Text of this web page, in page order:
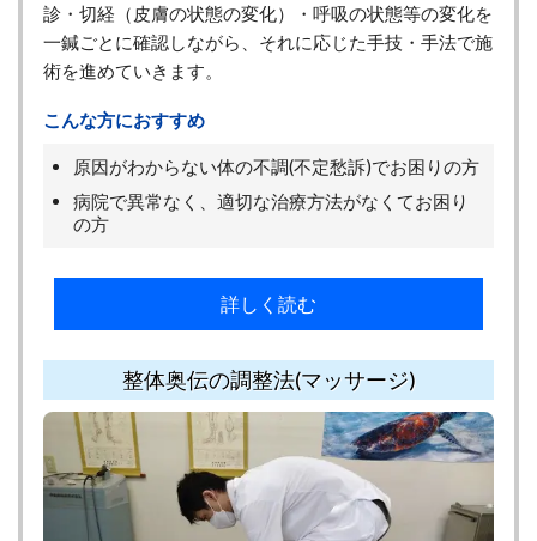
診・切経（皮膚の状態の変化）・呼吸の状態等の変化を
一鍼ごとに確認しながら、それに応じた手技・手法で施
術を進めていきます。
こんな方におすすめ
原因がわからない体の不調(不定愁訴)でお困りの方
病院で異常なく、適切な治療方法がなくてお困り
の方
詳しく読む
整体奥伝の調整法(マッサージ)